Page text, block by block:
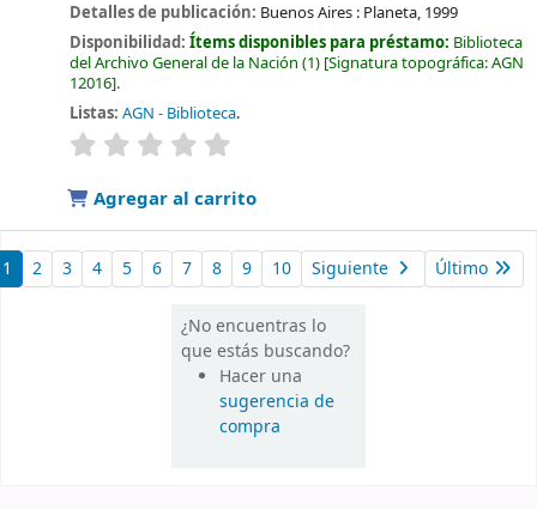
Detalles de publicación: Buenos Aires : Planeta, 1999
Disponibilidad:Ítems disponibles para préstamo: Biblioteca
del Archivo General de la Nación (1) Signatura topográfica:AGN
12016 .
Listas: AGN - Biblioteca.
valoración
Agregar al carrito
1 2 3 4 5 6 7 8 9 10 Siguiente Último
¿No encuentras lo
que estás buscando?
Hacer una
sugerencia de
compra